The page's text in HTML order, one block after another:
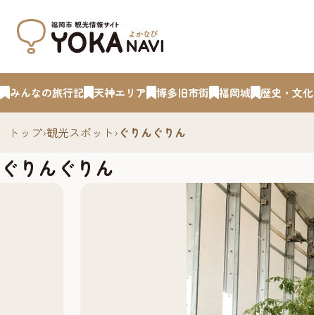
みんなの旅行記 天神エリア 博多旧市街 福岡城 歴史・文化
トップ›観光スポット› ぐりんぐりん
ぐりんぐりん